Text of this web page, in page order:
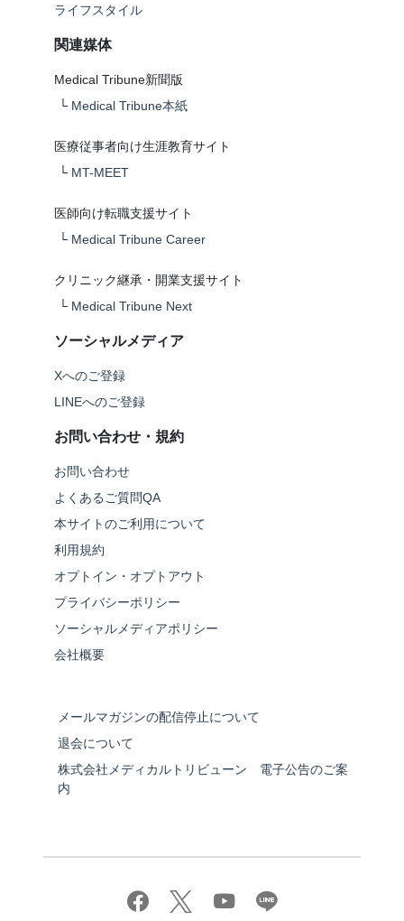
ライフスタイル
関連媒体
Medical Tribune新聞版
└ Medical Tribune本紙
医療従事者向け生涯教育サイト
└ MT-MEET
医師向け転職支援サイト
└ Medical Tribune Career
クリニック継承・開業支援サイト
└ Medical Tribune Next
ソーシャルメディア
Xへのご登録
LINEへのご登録
お問い合わせ・規約
お問い合わせ
よくあるご質問QA
本サイトのご利用について
利用規約
オプトイン・オプトアウト
プライバシーポリシー
ソーシャルメディアポリシー
会社概要
メールマガジンの配信停止について
退会について
株式会社メディカルトリビューン 電子公告のご案
内